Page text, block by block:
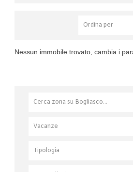
Nessun immobile trovato, cambia i